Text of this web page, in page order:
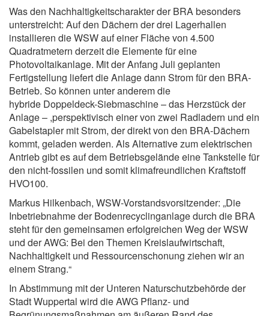
Was den Nachhaltigkeitscharakter der BRA besonders
unterstreicht: Auf den Dächern der drei Lagerhallen
installieren die WSW auf einer Fläche von 4.500
Quadratmetern derzeit die Elemente für eine
Photovoltaikanlage. Mit der Anfang Juli geplanten
Fertigstellung liefert die Anlage dann Strom für den BRA-
Betrieb. So können unter anderem die
hybride Doppeldeck-Siebmaschine – das Herzstück der
Anlage – ,perspektivisch einer von zwei Radladern und ein
Gabelstapler mit Strom, der direkt von den BRA-Dächern
kommt, geladen werden. Als Alternative zum elektrischen
Antrieb gibt es auf dem Betriebsgelände eine Tankstelle für
den nicht-fossilen und somit klimafreundlichen Kraftstoff
HVO100.
Markus Hilkenbach, WSW-Vorstandsvorsitzender: „Die
Inbetriebnahme der Bodenrecyclinganlage durch die BRA
steht für den gemeinsamen erfolgreichen Weg der WSW
und der AWG: Bei den Themen Kreislaufwirtschaft,
Nachhaltigkeit und Ressourcenschonung ziehen wir an
einem Strang.“
In Abstimmung mit der Unteren Naturschutzbehörde der
Stadt Wuppertal wird die AWG Pflanz- und